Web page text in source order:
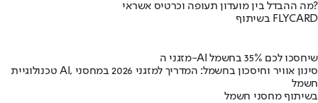
מה ההבדל בין מועדון תעופה וכרטיס אשראי?
בשיתוף FLYCARD
מזגני ה-AI שיחסכו לכם 35% בחשמל
טכנולוגיית AI, סינון אוויר וחיסכון בחשמל: המדריך למזגני 2026 במחסני
חשמל
בשיתוף מחסני חשמל